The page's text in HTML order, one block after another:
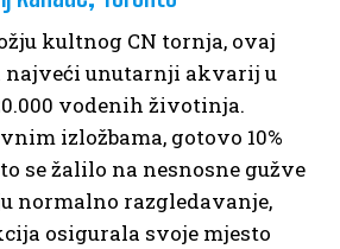
kultnog CN tornja, ovaj
najveći unutarnji akvarij u
vodenih životinja.
izložbama, gotovo 10%
se žalilo na nesnosne gužve
normalno razgledavanje,
osigurala svoje mjesto